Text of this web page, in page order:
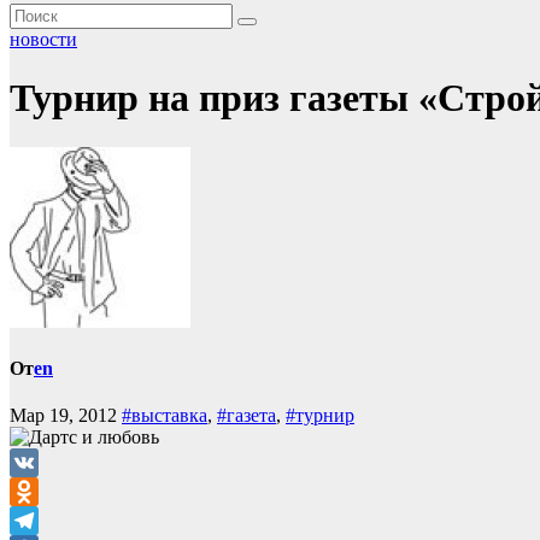
новости
Турнир на приз газеты
Отen
Мар 19, 2012 #выставка, #газета, #турнир
VK
Odnoklassniki